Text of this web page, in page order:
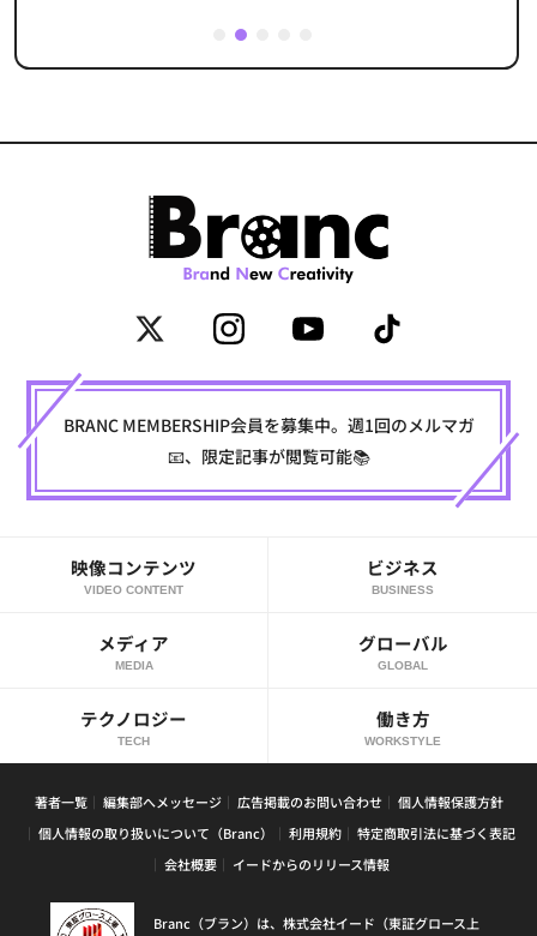
2
BRANC MEMBERSHIP会員を募集中。週1回のメルマガ
📧、限定記事が閲覧可能📚
映像コンテンツ
VIDEO CONTENT
ビジネス
BUSINESS
メディア
MEDIA
グローバル
GLOBAL
テクノロジー
TECH
働き方
WORKSTYLE
著者一覧 編集部へメッセージ 広告掲載のお問い合わせ
個人情報保護方針
個人情報の取り扱いについて（Branc）
利用規約
特定商取引法に基づく表記
会社概要
イードからのリリース情報
Branc（ブラン）は、株式会社イード（東証グロース上